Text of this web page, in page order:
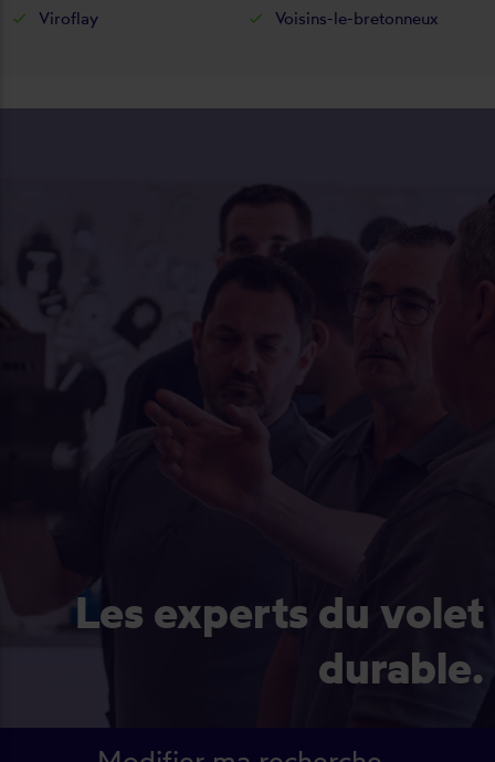
Viroflay
Voisins-le-bretonneux
Les experts du volet
durable.